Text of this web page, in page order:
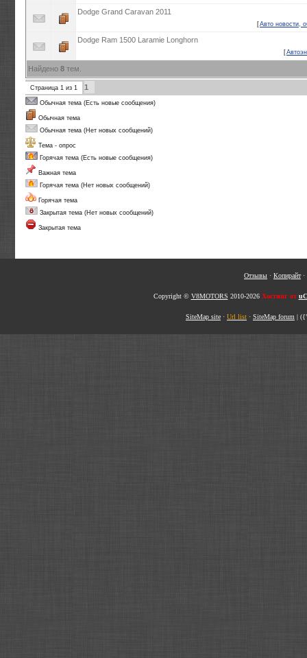
Dodge Grand Caravan 2011
[Авто новости,
Dodge Ram 1500 Laramie Longhorn
[
Найдено 8 тем.
Страница 1 из 1 1
Обычная тема (Есть новые сообщения)
Обычная тема
Обычная тема (Нет новых сообщений)
Тема - опрос
Горячая тема (Есть новые сообщения)
Важная тема
Горячая тема (Нет новых сообщений)
Горячая тема
Закрытая тема (Нет новых сообщений)
Закрытая тема
Отзывы · Копирайт·
Copyright © V8MOTORS 2010-2026 Хостинг от
SiteMap site · Url list · SiteMap forum |